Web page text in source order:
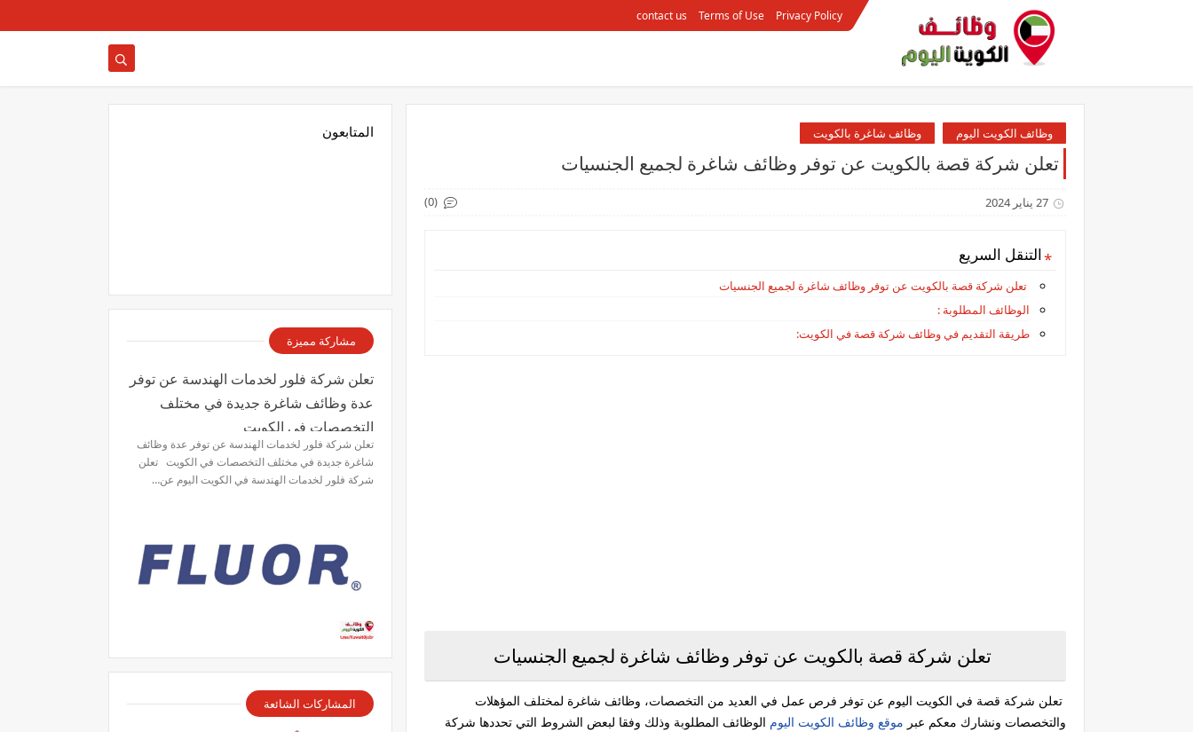
Privacy Policy
Terms of Use
contact us
وظائف الكويت اليوم وظائف شاغرة بالكويت
تعلن شركة قصة بالكويت عن توفر وظائف شاغرة لجميع الجنسيات
27 يناير 2024 (0)
التنقل السريع
تعلن شركة قصة بالكويت عن توفر وظائف شاغرة لجميع الجنسيات
الوظائف المطلوبة :
طريقة التقديم في وظائف شركة قصة في الكويت:
تعلن شركة قصة بالكويت عن توفر وظائف شاغرة لجميع الجنسيات
تعلن شركة قصة في الكويت اليوم عن توفر فرص عمل في العديد من التخصصات، وظائف شاغرة لمختلف المؤهلات
والتخصصات ونشارك معكم عبر موقع وظائف الكويت اليوم الوظائف المطلوبة وذلك وفقا لبعض الشروط التي تحددها شركة
المتابعون
مشاركة مميزة
تعلن شركة فلور لخدمات الهندسة عن توفر
عدة وظائف شاغرة جديدة في مختلف
التخصصات في الكويت
تعلن شركة فلور لخدمات الهندسة عن توفر عدة وظائف
شاغرة جديدة في مختلف التخصصات في الكويت تعلن
شركة فلور لخدمات الهندسة في الكويت اليوم عن…
المشاركات الشائعة